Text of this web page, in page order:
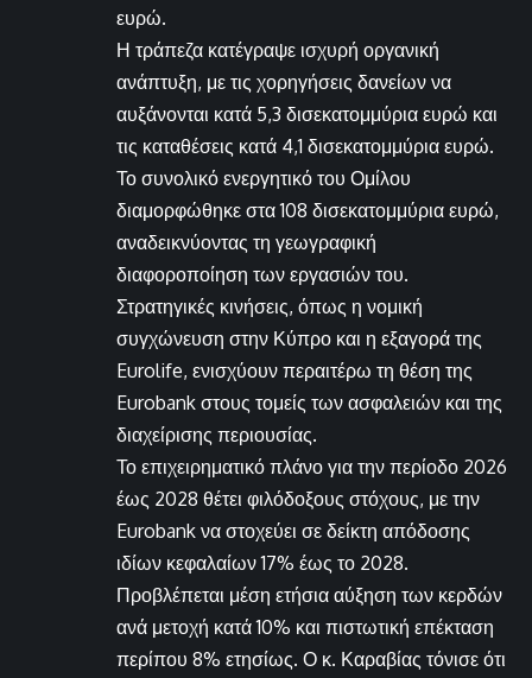
ευρώ.
Η τράπεζα κατέγραψε ισχυρή οργανική
ανάπτυξη, με τις χορηγήσεις δανείων να
αυξάνονται κατά 5,3 δισεκατομμύρια ευρώ και
τις καταθέσεις κατά 4,1 δισεκατομμύρια ευρώ.
Το συνολικό ενεργητικό του Ομίλου
διαμορφώθηκε στα 108 δισεκατομμύρια ευρώ,
αναδεικνύοντας τη γεωγραφική
διαφοροποίηση των εργασιών του.
Στρατηγικές κινήσεις, όπως η νομική
συγχώνευση στην Κύπρο και η εξαγορά της
Eurolife, ενισχύουν περαιτέρω τη θέση της
Eurobank στους τομείς των ασφαλειών και της
διαχείρισης περιουσίας.
Το επιχειρηματικό πλάνο για την περίοδο 2026
έως 2028 θέτει φιλόδοξους στόχους, με την
Eurobank να στοχεύει σε δείκτη απόδοσης
ιδίων κεφαλαίων 17% έως το 2028.
Προβλέπεται μέση ετήσια αύξηση των κερδών
ανά μετοχή κατά 10% και πιστωτική επέκταση
περίπου 8% ετησίως. Ο κ. Καραβίας τόνισε ότι